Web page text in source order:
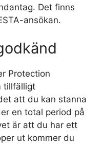
Det finns
ansökan.
Protection
tillfälligt
att du kan stanna
en total period på
är att du har ett
ut kommer du